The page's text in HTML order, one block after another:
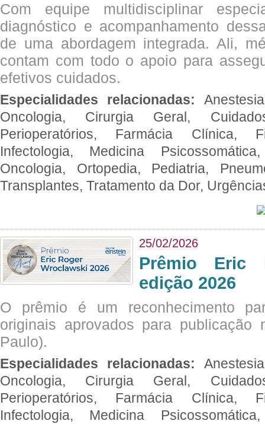
Com equipe multidisciplinar
diagnóstico e acompanhamento
de uma abordagem integrada. Ali,
contam com todo o apoio para
efetivos cuidados.
Especialidades relacionadas:
Oncologia, Cirurgia Geral,
Perioperatórios, Farmácia Clínica,
Infectologia, Medicina
Oncologia, Ortopedia, Pediatria,
Transplantes, Tratamento da Dor,
25/02/2026
Prêmio Eric
edição 2026
O prêmio é um reconhecimento
originais aprovados para publicação
Paulo).
Especialidades relacionadas:
Oncologia, Cirurgia Geral,
Perioperatórios, Farmácia Clínica,
Infectologia, Medicina